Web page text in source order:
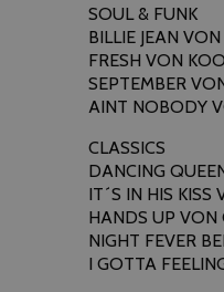
SOUL & FUNK
BILLIE JEAN
FRESH VON
SEPTEMBER
AINT NOBODY
CLASSICS
DANCING
IT´S IN HIS KISS
HANDS UP VON
NIGHT FEVER
I GOTTA